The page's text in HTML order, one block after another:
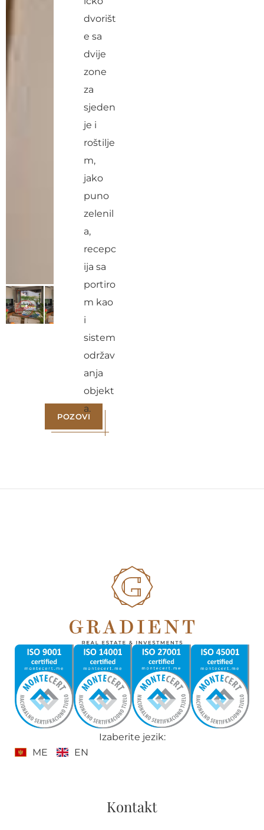
POZOVI
dvorišt
e sa
dvije
zone
za
sjeden
je i
roštilje
m,
jako
puno
zelenil
a,
recepc
ija sa
portiro
m kao
i
sistem
održav
anja
objekt
a.
Izaberite jezik:
ME
EN
Kontakt